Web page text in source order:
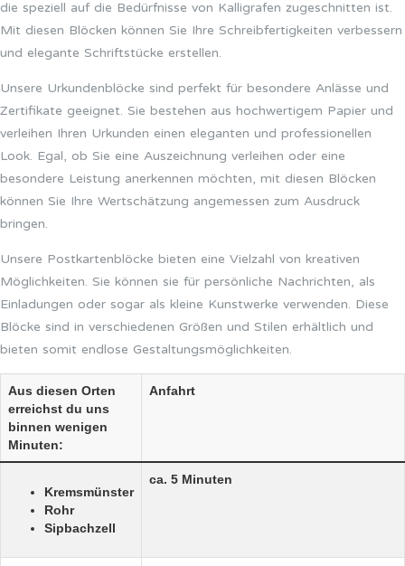
die speziell auf die Bedürfnisse von Kalligrafen zugeschnitten ist.
Mit diesen Blöcken können Sie Ihre Schreibfertigkeiten verbessern
und elegante Schriftstücke erstellen.
Unsere Urkundenblöcke sind perfekt für besondere Anlässe und
Zertifikate geeignet. Sie bestehen aus hochwertigem Papier und
verleihen Ihren Urkunden einen eleganten und professionellen
Look. Egal, ob Sie eine Auszeichnung verleihen oder eine
besondere Leistung anerkennen möchten, mit diesen Blöcken
können Sie Ihre Wertschätzung angemessen zum Ausdruck
bringen.
Unsere Postkartenblöcke bieten eine Vielzahl von kreativen
Möglichkeiten. Sie können sie für persönliche Nachrichten, als
Einladungen oder sogar als kleine Kunstwerke verwenden. Diese
Blöcke sind in verschiedenen Größen und Stilen erhältlich und
bieten somit endlose Gestaltungsmöglichkeiten.
Aus diesen Orten
erreichst du uns
binnen wenigen
Minuten:
Anfahrt
Kremsmünster
Rohr
Sipbachzell
ca. 5 Minuten